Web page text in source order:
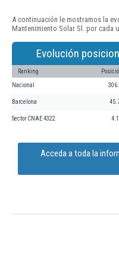
A continuación le mostramos la
Mantenimiento Solar Sl. por cada
Evolución
Ranking
Nacional
Barcelona
Sector CNAE 4322
Acceda a toda la